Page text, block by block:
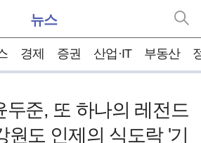
뉴스
경제 증권 산업·IT 부동산
두준, 또 하나의 레전드
도 인제의 식도락 '기